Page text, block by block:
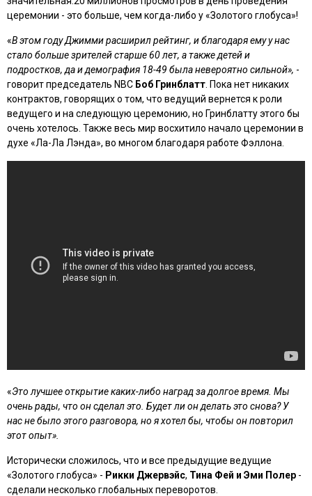
церемонии - это больше, чем когда-либо у «Золотого глобуса»!
«В этом году Джимми расширил рейтинг, и благодаря ему у нас
стало больше зрителей старше 60 лет, а также детей и
подростков, да и демография 18-49 была невероятно сильной», -
говорит председатель NBC Боб Гринблатт . Пока нет никаких
контрактов, говорящих о том, что ведущий вернется к роли
ведущего и на следующую церемонию, но Гринблатту этого бы
очень хотелось. Также весь мир восхитило начало церемонии в
духе «Ла-Ла Лэнда», во многом благодаря работе Фэллона.
«Это лучшее открытие каких-либо наград за долгое время. Мы
очень рады, что он сделал это. Будет ли он делать это снова? У
нас не было этого разговора, но я хотел бы, чтобы он повторил
этот опыт».
Исторически сложилось, что и все предыдущие ведущие
«Золотого глобуса» - Рикки Джервэйс, Тина Фей и Эми Полер -
сделали несколько глобальных переворотов.